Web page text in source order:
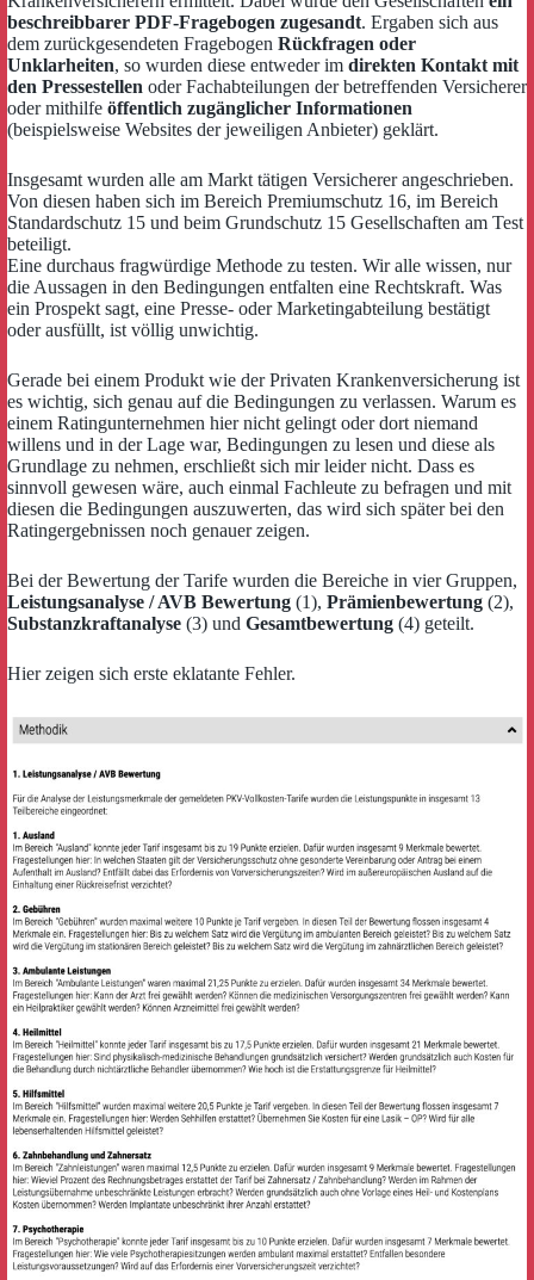
beschreibbarer PDF-Fragebogen zugesandt. Ergaben sich aus
dem zurückgesendeten Fragebogen Rückfragen oder
Unklarheiten, so wurden diese entweder im direkten Kontakt mit
den Pressestellen oder Fachabteilungen der betreffenden Versicherer
oder mithilfe öffentlich zugänglicher Informationen
(beispielsweise Websites der jeweiligen Anbieter) geklärt.
Insgesamt wurden alle am Markt tätigen Versicherer angeschrieben.
Von diesen haben sich im Bereich Premiumschutz 16, im Bereich
Standardschutz 15 und beim Grundschutz 15 Gesellschaften am Test
beteiligt.
Eine durchaus fragwürdige Methode zu testen. Wir alle wissen, nur
die Aussagen in den Bedingungen entfalten eine Rechtskraft. Was
ein Prospekt sagt, eine Presse- oder Marketingabteilung bestätigt
oder ausfüllt, ist völlig unwichtig.
Gerade bei einem Produkt wie der Privaten Krankenversicherung ist
es wichtig, sich genau auf die Bedingungen zu verlassen. Warum es
einem Ratingunternehmen hier nicht gelingt oder dort niemand
willens und in der Lage war, Bedingungen zu lesen und diese als
Grundlage zu nehmen, erschließt sich mir leider nicht. Dass es
sinnvoll gewesen wäre, auch einmal Fachleute zu befragen und mit
diesen die Bedingungen auszuwerten, das wird sich später bei den
Ratingergebnissen noch genauer zeigen.
Bei der Bewertung der Tarife wurden die Bereiche in vier Gruppen,
Leistungsanalyse / AVB Bewertung (1), Prämienbewertung (2),
Substanzkraftanalyse (3) und Gesamtbewertung (4) geteilt.
Hier zeigen sich erste eklatante Fehler.